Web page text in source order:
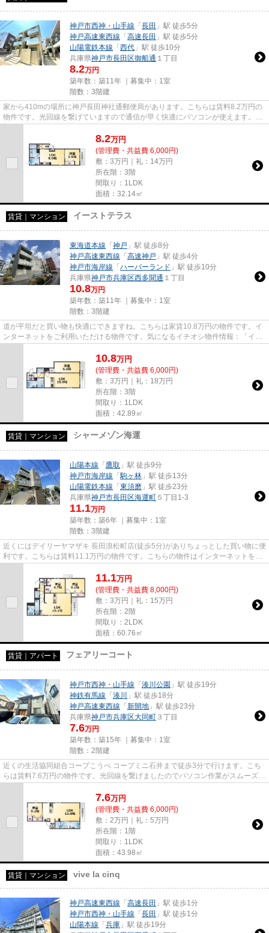
神戸市西神・山手線 「 長田 」駅 徒歩5分
神戸高速東西線 「 高速長田 」駅 徒歩5分
山陽電鉄本線 「 西代 」駅 徒歩10分
兵庫県神戸市長田区御船通 １丁目
8.2万円
築年数：築11年 ｜募集中： 1室
階数：3階建
家から410mの場所に神戸長田神社通郵便局があります。こちらは賃料8.2万円の
物件です。光回線を繋げていますので通信が早く快適にパソコンが使えます。新
8.2万円
(管理費・共益費 6,000円)
敷：3万円｜礼：14万円
所在階：3階
間取り：1LDK
面積：32.14㎡
賃貸｜マンション イーストテラス
東海道本線 「 神戸 」駅 徒歩8分
神戸高速東西線 「 高速神戸 」駅 徒歩4分
神戸市海岸線 「 ハーバーランド 」駅 徒歩10分
兵庫県神戸市兵庫区西多聞通 １丁目
10.8万円
築年数：築11年 ｜募集中： 1室
階数：3階建
道が平坦だと買い物も快適にできますね。こちらは家賃10.8万円の物件です。イ
ンターネットをご利用いただける物件です。気になるイチオシ物件情報：「イー
10.8万円
(管理費・共益費 6,000円)
敷：3万円｜礼：18万円
所在階：3階
間取り：1LDK
面積：42.89㎡
賃貸｜マンション シャーメゾン海運
山陽本線 「 鷹取 」駅 徒歩9分
神戸市海岸線 「駒ヶ林 」駅 徒歩13分
山陽電鉄本線 「 東須磨 」駅 徒歩23分
兵庫県神戸市長田区海運町 ５丁目1-3
11.1万円
築年数：築6年 ｜募集中： 1室
階数：3階建
近くにはデイリーヤマザキ 長田浪松町店(徒歩5分)がありちょっとした買い物に便
利です。こちらは賃料11.1万円の物件です。こちらの物件はインターネットをご
11.1万円
(管理費・共益費 8,000円)
敷：3万円｜礼：15万円
所在階：2階
間取り：2LDK
面積：60.76㎡
賃貸｜アパート フェアリーコート
神戸市西神・山手線 「 湊川公園 」駅 徒歩19分
神鉄有馬線 「 湊川
」駅 徒歩18分
神戸高速東西線 「 新開地 」駅 徒歩23分
兵庫県神戸市兵庫区大同町 ３丁目
7.6万円
築年数：築15年 ｜募集中： 1室
階数：2階建
近くの生活協同組合コープこうべ コープミニ石井まで徒歩3分で行けます。こち
らは賃料7.6万円の物件です。光回線を繋げましたのでパソコン作業がスムーズで
7.6万円
(管理費・共益費 6,000円)
敷：2万円｜礼：5万円
所在階：1階
間取り：1LDK
面積：43.98㎡
賃貸｜マンション vive la cinq
神戸高速東西線 「 高速長田 」駅 徒歩1分
神戸市西神・山手線 「 長田 」駅 徒歩1分
山陽本線 「 兵庫 」駅 徒歩19分